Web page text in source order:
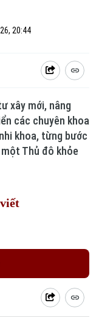
20:44
xây mới, nâng
các chuyên khoa
khoa, từng bước
Thủ đô khỏe